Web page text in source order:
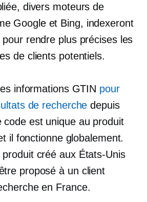
divers moteurs de
Google et Bing, indexeront
rendre plus précises les
de clients potentiels.
informations GTIN pour
de recherche depuis
code est unique au produit
il fonctionne globalement.
créé aux États-Unis
proposé à un client
en France.